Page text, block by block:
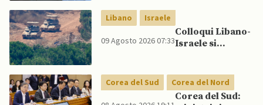
globale
Yemen rischia
conflitto più
ampio
Libano Israele
09 Agosto 2026 07:33
Colloqui Libano-
Israele si
dopo raid
israeliani nel Sud
Corea del Sud Corea del Nord
Corea del Sud: